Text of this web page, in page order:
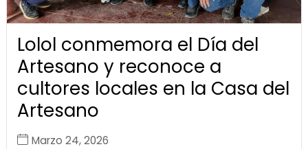
Lolol conmemora el Día del
Artesano y reconoce a
cultores locales en la Casa del
Artesano
Marzo 24, 2026